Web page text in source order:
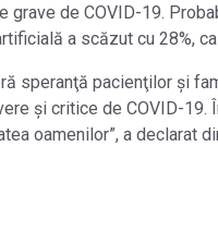
grave de COVID-19.
a scăzut cu 28%,
speranţă pacienţilor şi
şi critice de COVID-19.
oamenilor”, a declarat